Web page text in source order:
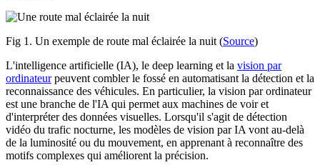
Fig 1. Un exemple de route mal éclairée la nuit (Source)
L'intelligence artificielle (IA), le deep learning et la vision par
ordinateurpeuvent combler le fossé en automatisant la détection et la
reconnaissance des véhicules. En particulier, la vision par ordinateur
est une branche de l'IA qui permet aux machines de voir et
d'interpréter des données visuelles. Lorsqu'il s'agit de détection
vidéo du trafic nocturne, les modèles de vision par IA vont au-delà
de la luminosité ou du mouvement, en apprenant à reconnaître des
motifs complexes qui améliorent la précision.